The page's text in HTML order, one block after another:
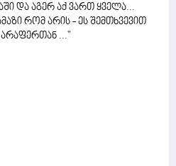
და აგერ აქ ვართ ყველა...
რომ არის - ეს შემთხვევით
..."